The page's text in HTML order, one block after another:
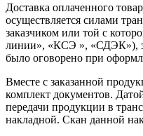
Доставка оплаченного
осуществляется силами
заказчиком или той с
линии», «КСЭ », «СДЭК»),
было оговорено при
Вместе с заказанной
комплект документов.
передачи продукции в
накладной. Скан данной